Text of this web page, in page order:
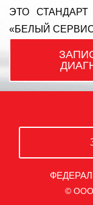
ЭТО
«БЕЛЫЙ
© ООО